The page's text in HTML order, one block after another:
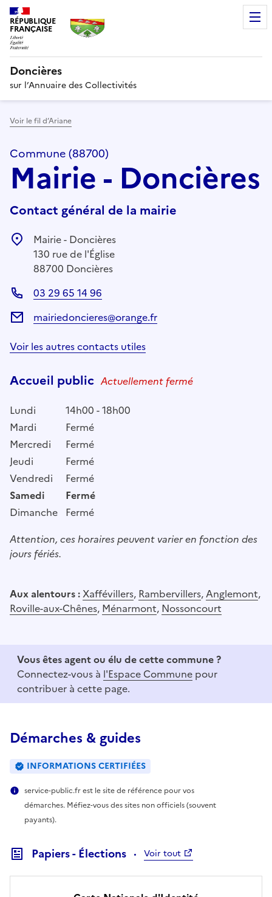
RÉPUBLIQUE
FRANÇAISE
Doncières
sur l’Annuaire des Collectivités
Voir le fil d’Ariane
Commune (88700)
Mairie - Doncières
Contact général de la mairie
Mairie - Doncières
130 rue de l'Église
88700 Doncières
03 29 65 14 96
mairiedoncieres@orange.fr
Voir les autres contacts utiles
Accueil public Actuellement fermé
Lundi
14h00 - 18h00
Mardi
Fermé
Mercredi
Fermé
Jeudi
Fermé
Vendredi
Fermé
Samedi
Fermé
Dimanche Fermé
Attention, ces horaires peuvent varier en fonction des
jours fériés.
Aux alentours :Xaffévillers, Rambervillers,Anglemont,
Roville-aux-Chênes, Ménarmont, Nossoncourt
Vous êtes agent ou élu de cette commune ?
Connectez-vous à l'Espace Commune pour
contribuer à cette page.
Démarches & guides
INFORMATIONS CERTIFIÉES
service-public.fr est le site de référence pour vos
démarches. Méfiez-vous des sites non officiels (souvent
payants).
Papiers - Élections Voir tout